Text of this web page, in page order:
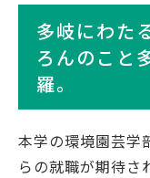
多岐にわた
ろんのこと
羅。
本学の環境園芸学
らの就職が期待さ